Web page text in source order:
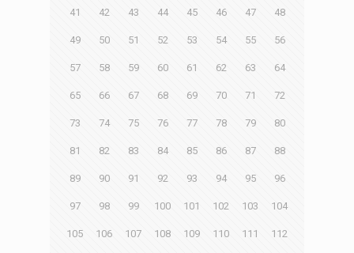
41 42 43 44 45 46 47 48
49 50 51 52 53 54 55 56
57 58 59 60 61 62 63 64
65 66 67 68 69 70 71 72
73 74 75 76 77 78 79 80
81 82 83 84 85 86 87 88
89 90 91 92 93 94 95 96
97 98 99 100 101 102 103 104
105 106 107 108 109 110 111 112